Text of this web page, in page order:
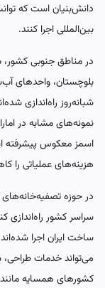
دانش‌بنیان است که
بین‌المللی اجرا کنند.
در مناطق جنوبی کشور،
بلوچستان، واحدهای
شبانه‌روز راه‌اندازی
نمونه‌های مشابه در
اسمز معکوس پیشرفته
هزینه‌های عملیاتی را
سراسر کشور راه‌اندازی
ساخت ایران اجرا
می‌تواند خدمات
کشورهای همسایه